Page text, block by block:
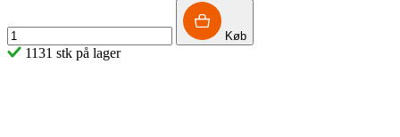
Køb
1131 stk på lager